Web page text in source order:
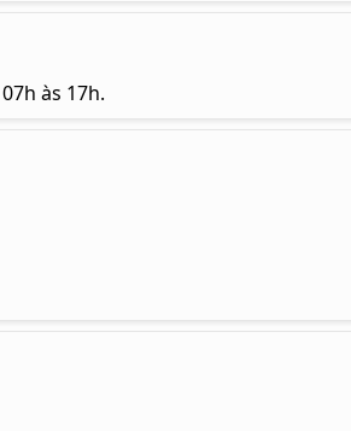
às 17h.